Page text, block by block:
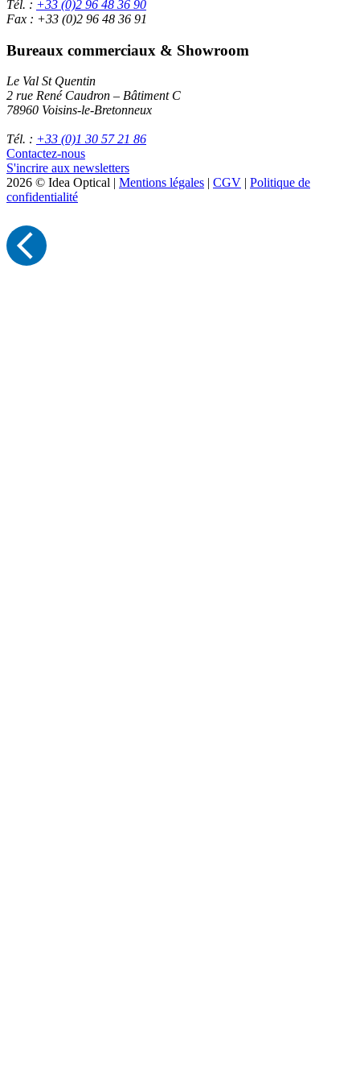
Tél. : +33 (0)2 96 48 36 90
Fax : +33 (0)2 96 48 36 91
Bureaux commerciaux & Showroom
Le Val St Quentin
2 rue René Caudron – Bâtiment C
78960 Voisins-le-Bretonneux
Tél. : +33 (0)1 30 57 21 86
Contactez-nous
S'incrire aux newsletters
2026 © Idea Optical | Mentions légales CGV
Politique de
confidentialité